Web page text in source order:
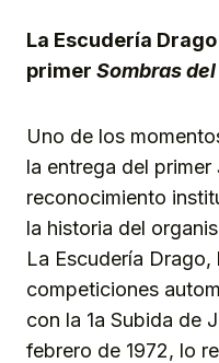
La Escudería
primer Sombras
Uno de los
la entrega del primer
reconocimiento
la historia del
La Escudería
competiciones
con la 1a Subida de
febrero de 1972, lo